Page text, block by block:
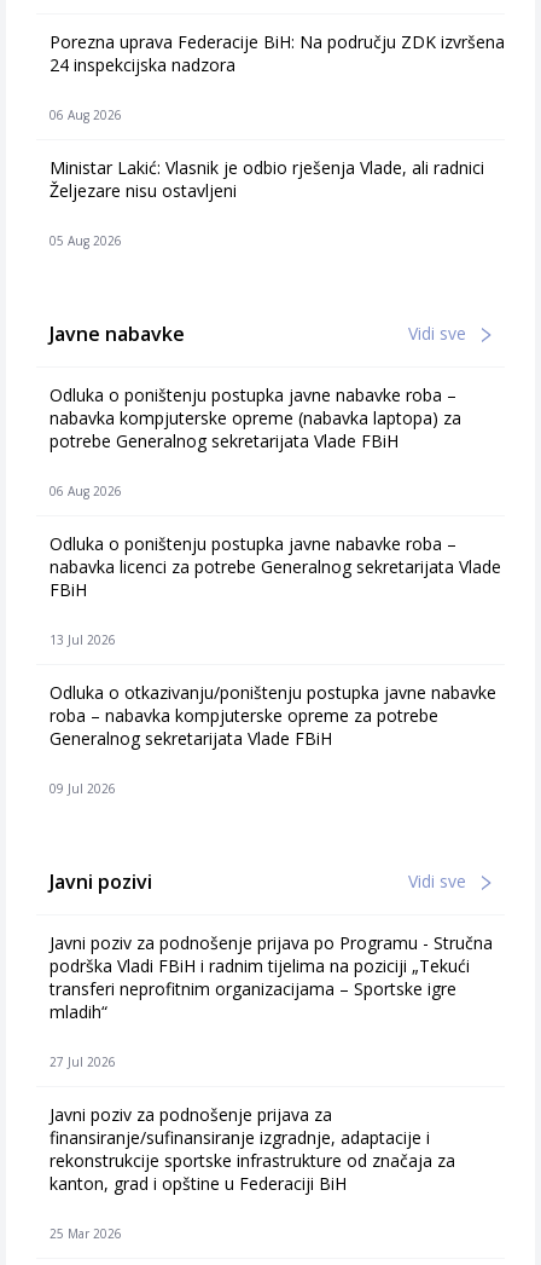
Porezna uprava Federacije BiH: Na području ZDK izvršena
24 inspekcijska nadzora
06 Aug 2026
Ministar Lakić: Vlasnik je odbio rješenja Vlade, ali radnici
Željezare nisu ostavljeni
05 Aug 2026
Javne nabavke Vidi sve
Odluka o poništenju postupka javne nabavke roba –
nabavka kompjuterske opreme (nabavka laptopa) za
potrebe Generalnog sekretarijata Vlade FBiH
06 Aug 2026
Odluka o poništenju postupka javne nabavke roba –
nabavka licenci za potrebe Generalnog sekretarijata Vlade
FBiH
13 Jul 2026
Odluka o otkazivanju/poništenju postupka javne nabavke
roba – nabavka kompjuterske opreme za potrebe
Generalnog sekretarijata Vlade FBiH
09 Jul 2026
Javni pozivi Vidi sve
Javni poziv za podnošenje prijava po Programu - Stručna
podrška Vladi FBiH i radnim tijelima na poziciji „Tekući
transferi neprofitnim organizacijama – Sportske igre
mladih“
27 Jul 2026
Javni poziv za podnošenje prijava za
finansiranje/sufinansiranje izgradnje, adaptacije i
rekonstrukcije sportske infrastrukture od značaja za
kanton, grad i opštine u Federaciji BiH
25 Mar 2026